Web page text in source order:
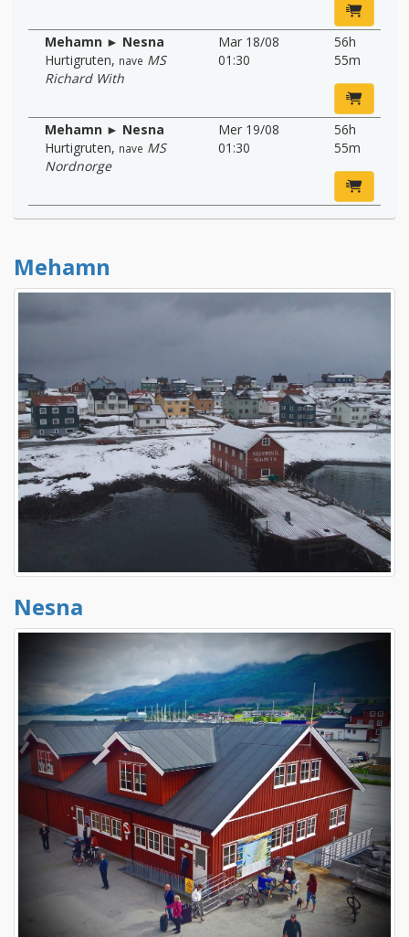
Mehamn ► Nesna
Hurtigruten, nave MS
Richard With
Mar 18/08
01:30
56h
55m
Mehamn ► Nesna
Hurtigruten, nave MS
Nordnorge
Mer 19/08
01:30
56h
55m
Mehamn
Nesna